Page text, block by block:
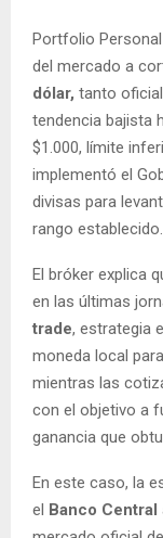
Portfolio
del mercado a
dólar, tanto
tendencia bajista
$1.000, límite
implementó el
divisas para
rango establecido.
El bróker explica
en las últimas
trade, estrategia
moneda local
mientras las
con el objetivo a
ganancia que
En este caso, la
el
Banco Central